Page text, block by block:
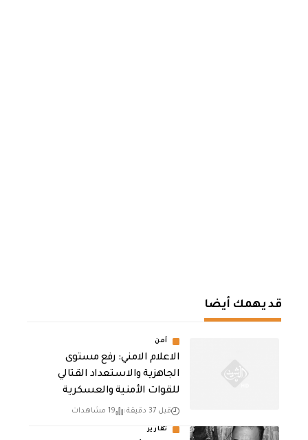
قد يهمك أيضا
أمن
الاعلام الامني: رفع مستوى
الجاهزية والاستعداد القتالي
للقوات الأمنية والعسكرية
قبل 37 دقيقة 19 مشاهدات
تقارير